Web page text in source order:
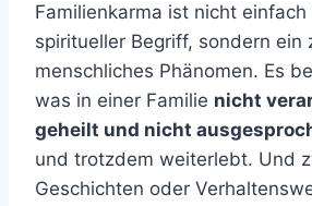
Familienkarma ist nicht einfach
spiritueller Begriff, sondern ein
menschliches Phänomen. Es
was in einer Familie nicht
geheilt und nicht
und trotzdem weiterlebt. Und
Geschichten oder